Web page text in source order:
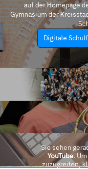
auf der Homepage
Gymnasium der
Digitale
Sie sehen
YouTube.
zuzugreifen,